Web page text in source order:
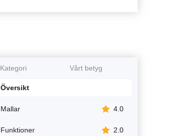
Kategori Vårt betyg
Översikt
Mallar 4.0
Funktioner 2.0